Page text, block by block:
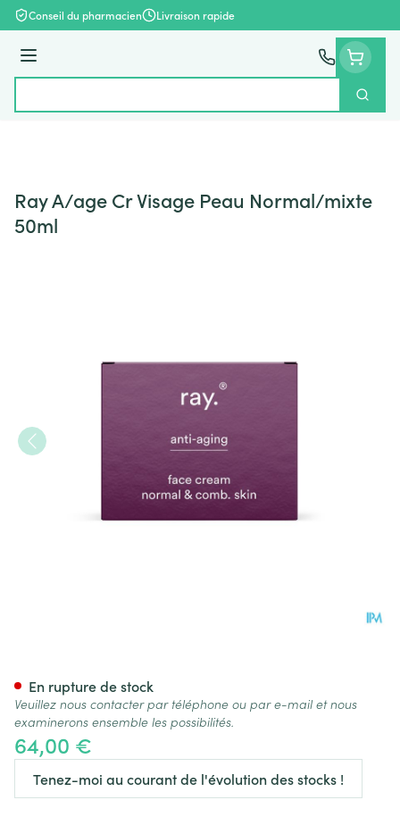
Aller au contenu
Conseil du pharmacien Livraison rapide
Menu
Ray A/age Cr Visage Peau Normal/mixte
50ml
64,00 €
Tenez-moi au courant de l'évolution des stocks !
En rupture de stock
Veuillez nous contacter par téléphone ou par e-mail et nous
examinerons ensemble les possibilités.